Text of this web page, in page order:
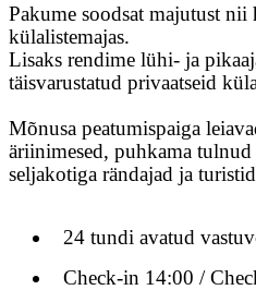
Pakume soodsat majutust nii
külalistemajas.
Lisaks rendime lühi- ja
täisvarustatud privaatseid
Mõnusa peatumispaiga
äriinimesed, puhkama
seljakotiga rändajad ja
24 tundi avatud
Check-in 14:00 /